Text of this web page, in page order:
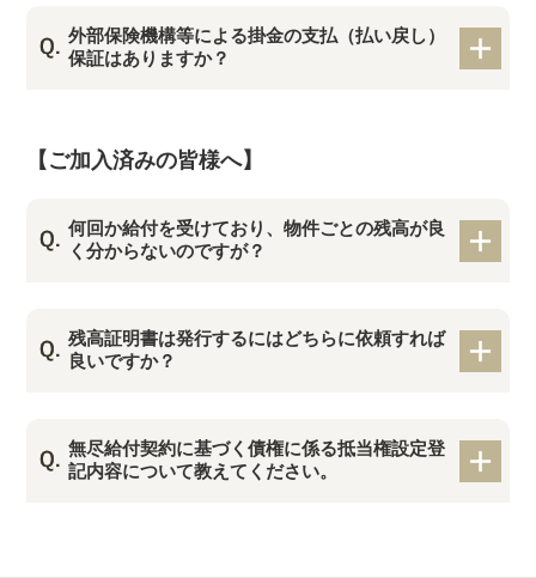
外部保険機構等による掛金の支払（払い戻し）
保証はありますか？
【ご加入済みの皆様へ】
何回か給付を受けており、物件ごとの残高が良
く分からないのですが？
残高証明書は発行するにはどちらに依頼すれば
良いですか？
無尽給付契約に基づく債権に係る抵当権設定登
記内容について教えてください。